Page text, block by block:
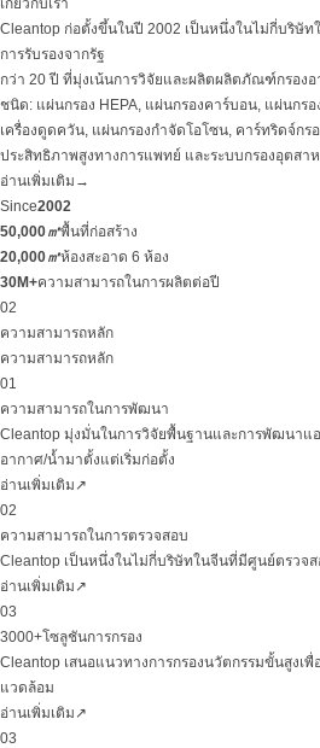
เกี่ยวกับเรา
Cleantop ก่อตั้งขึ้นในปี 2002 เป็นหนึ่งในไม่กี่บริษั
การรับรองจากรัฐ
กว่า 20 ปี ที่มุ่งเน้นการวิจัยและผลิตผลิตภัณฑ์กรอง
ชนิด: แผ่นกรอง HEPA, แผ่นกรองคาร์บอน, แผ่นกร
เครื่องดูดควัน, แผ่นกรองกำจัดโอโซน, คาร์ทริดจ์กร
ประสิทธิภาพสูงทางการแพทย์ และระบบกรองอุตสา
อ่านเพิ่มเติม →
Since2002
50,000㎡พื้นที่ก่อสร้าง
20,000㎡ห้องสะอาด 6 ห้อง
30M+ความสามารถในการผลิตต่อปี
02
ความสามารถหลัก
ความสามารถหลัก
01
ความสามารถในการพัฒนา
Cleantop มุ่งมั่นในการวิจัยพื้นฐานและการพัฒนาแ
อากาศ/น้ำมาตั้งแต่เริ่มก่อตั้ง
อ่านเพิ่มเติม ↗
02
ความสามารถในการตรวจสอบ
Cleantop เป็นหนึ่งในไม่กี่บริษัทในจีนที่มีศูนย์ตรวจส
อ่านเพิ่มเติม ↗
03
3000+โซลูชันการกรอง
Cleantop เสนอแนวทางการกรองนวัตกรรมขั้นสูงเ
แวดล้อม
อ่านเพิ่มเติม ↗
03